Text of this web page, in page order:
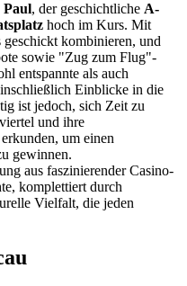
Paul, der geschichtliche A-
hoch im Kurs. Mit
kombinieren, und
sowie "Zug zum Flug"-
entspannte als auch
Einblicke in die
ist jedoch, sich Zeit zu
und ihre
um einen
gewinnen.
aus faszinierender Casino-
komplettiert durch
Vielfalt, die jeden